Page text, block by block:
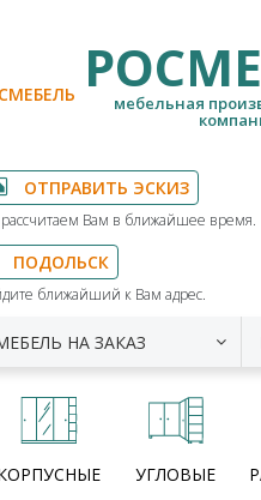
мебельная
ОТПРАВИТЬ ЭСКИЗ
Вам в ближайшее время.
ПОДОЛЬСК
ближайший к Вам адрес.
НА ЗАКАЗ
УГЛОВЫЕ